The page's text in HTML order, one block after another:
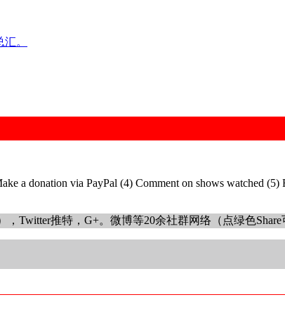
。
a donation via PayPal (4) Comment on shows watched (5)
Twitter推特，G+。微博等20余社群网络（点绿色Share